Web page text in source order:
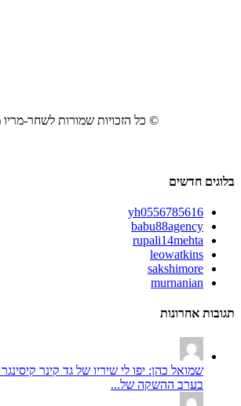
© כל הזכויות שמורות לשחר-מריו
בלוגים חדשים
yh0556785616
babu88agency
rupali14mehta
leowatkins
sakshimore
murnanian
תגובות אחרונות
שמואל כהן: יפו לי שיריו של גד קינר
בערב ההשקה של...